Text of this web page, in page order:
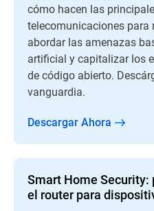
cómo hacen las
telecomunicaciones para
abordar las amenazas
artificial y capitalizar los
de código abierto.
vanguardia.
Descargar Ahora
Smart Home Security:
el router para